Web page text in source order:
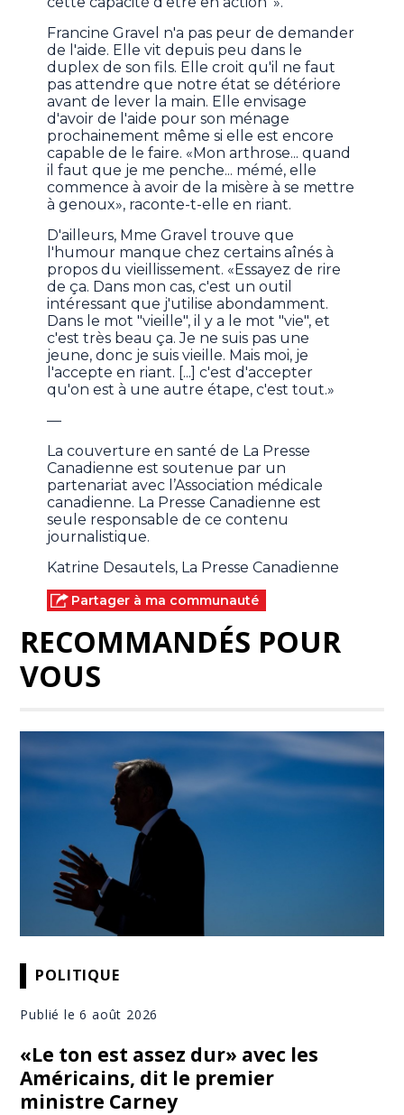
Francine Gravel n'a pas peur de demander
de l'aide. Elle vit depuis peu dans le
duplex de son fils. Elle croit qu'il ne faut
pas attendre que notre état se détériore
avant de lever la main. Elle envisage
d'avoir de l'aide pour son ménage
prochainement même si elle est encore
capable de le faire. «Mon arthrose... quand
il faut que je me penche... mémé, elle
commence à avoir de la misère à se mettre
à genoux», raconte-t-elle en riant.
D'ailleurs, Mme Gravel trouve que
l'humour manque chez certains aînés à
propos du vieillissement. «Essayez de rire
de ça. Dans mon cas, c'est un outil
intéressant que j'utilise abondamment.
Dans le mot "vieille", il y a le mot "vie", et
c'est très beau ça. Je ne suis pas une
jeune, donc je suis vieille. Mais moi, je
l'accepte en riant. [...] c'est d'accepter
qu'on est à une autre étape, c'est tout.»
—
La couverture en santé de La Presse
Canadienne est soutenue par un
partenariat avec l’Association médicale
canadienne. La Presse Canadienne est
seule responsable de ce contenu
journalistique.
Katrine Desautels, La Presse Canadienne
Partager à ma communauté
RECOMMANDÉS POUR
VOUS
POLITIQUE
Publié le 6 août 2026
«Le ton est assez dur» avec les
Américains, dit le premier
ministre Carney